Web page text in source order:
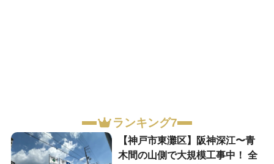
ランキング7
【神戸市東灘区】阪神深江〜青
木間の山側で大規模工事中！ 全